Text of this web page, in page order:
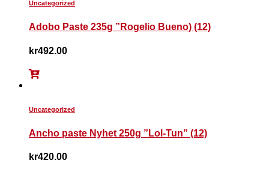
Uncategorized
Adobo Paste 235g ”Rogelio Bueno) (12)
kr492.00
Uncategorized
Ancho paste Nyhet 250g ”Lol-Tun” (12)
kr420.00